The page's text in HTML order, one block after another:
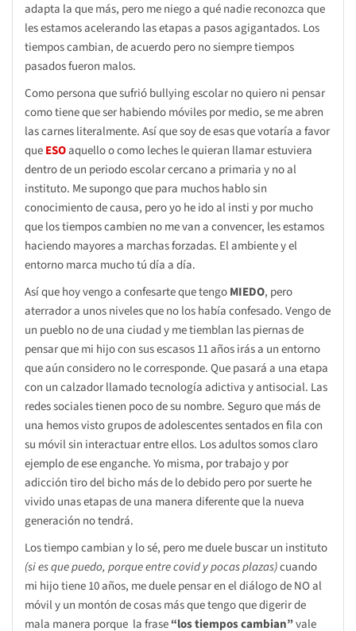
adapta la que más, pero me niego a qué nadie reconozca que
les estamos acelerando las etapas a pasos agigantados. Los
tiempos cambian, de acuerdo pero no siempre tiempos
pasados fueron malos.
Como persona que sufrió bullying escolar no quiero ni pensar
como tiene que ser habiendo móviles por medio, se me abren
las carnes literalmente. Así que soy de esas que votaría a favor
queESOaquello o como leches le quieran llamar estuviera
dentro de un periodo escolar cercano a primaria y no al
instituto. Me supongo que para muchos hablo sin
conocimiento de causa, pero yo he ido al insti y por mucho
que los tiempos cambien no me van a convencer, les estamos
haciendo mayores a marchas forzadas. El ambiente y el
entorno marca mucho tú día a día.
Así que hoy vengo a confesarte que tengoMIEDO, pero
aterrador a unos niveles que no los había confesado. Vengo de
un pueblo no de una ciudad y me tiemblan las piernas de
pensar que mi hijo con sus escasos 11 años irás a un entorno
que aún considero no le corresponde. Que pasará a una etapa
con un calzador llamado tecnología adictiva y antisocial. Las
redes sociales tienen poco de su nombre. Seguro que más de
una hemos visto grupos de adolescentes sentados en fila con
su móvil sin interactuar entre ellos. Los adultos somos claro
ejemplo de ese enganche. Yo misma, por trabajo y por
adicción tiro del bicho más de lo debido pero por suerte he
vivido unas etapas de una manera diferente que la nueva
generación no tendrá.
Los tiempo cambian y lo sé, pero me duele buscar un instituto
(si es que puedo, porque entre covid y pocas plazas)cuando
mi hijo tiene 10 años, me duele pensar en el diálogo de NO al
móvil y un montón de cosas más que tengo que digerir de
mala manera porque la frase“los tiempos cambian”vale